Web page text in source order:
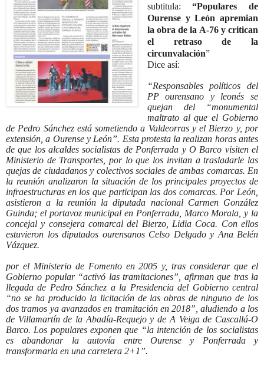
subtitula:
“Populares de
Ourense y León apremian
la obra de la A-76 y critican
el retraso de la
circunvalación”
Dice así:
“Responsables políticos del
PP ourensano y leonés se
quejan del “monumental
maltrato al que el Gobierno
de Pedro Sánchez está sometiendo a Valdeorras y el Bierzo y, por
extensión, a Ourense y León”. Esta protesta la realizan horas antes
de que los alcaldes socialistas de Ponferrada y O Barco visiten el
Ministerio de Transportes, por lo que los invitan a trasladarle las
quejas de ciudadanos y colectivos sociales de ambas comarcas. En
la reunión analizaron la situación de los principales proyectos de
infraestructuras en los que participan las dos comarcas. Por León,
asistieron a la reunión la diputada nacional Carmen González
Guinda; el portavoz municipal en Ponferrada, Marco Morala, y la
concejal y consejera comarcal del Bierzo, Lidia Coca. Con ellos
estuvieron los diputados ourensanos Celso Delgado y Ana Belén
Vázquez.
por el Ministerio de Fomento en 2005 y, tras considerar que el
Gobierno popular “activó las tramitaciones”, afirman que tras la
llegada de Pedro Sánchez a la Presidencia del Gobierno central
“no se ha producido la licitación de las obras de ninguno de los
dos tramos ya avanzados en tramitación en 2018”, aludiendo a los
de Villamartín de la Abadía-Requejo y de A Veiga de Cascallá-O
Barco. Los populares exponen que “la intención de los socialistas
es abandonar la autovía entre Ourense y Ponferrada y
transformarla en una carretera 2+1”.